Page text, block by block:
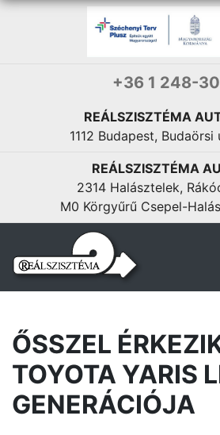
+36 1 248-
REÁLSZISZTÉMA
1112 Budapest, Budaörsi
REÁLSZISZTÉMA
2314 Halásztelek,
M0 Körgyűrű Csepel-
ŐSSZEL
TOYOTA YARIS
GENERÁCIÓJA